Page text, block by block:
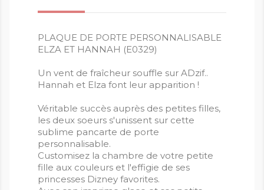
PLAQUE DE PORTE PERSONNALISABLE
ELZA ET HANNAH (E0329)
Un vent de fraîcheur souffle sur ADzif..
Hannah et Elza font leur apparition !
Véritable succès auprès des petites filles,
les deux soeurs s'unissent sur cette
sublime pancarte de porte
personnalisable.
Customisez la chambre de votre petite
fille aux couleurs et l'effigie de ses
princesses Dizney favorites.